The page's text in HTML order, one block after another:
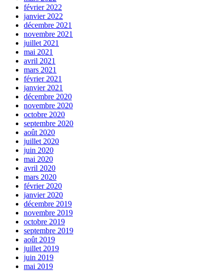
février 2022
janvier 2022
décembre 2021
novembre 2021
juillet 2021
mai 2021
avril 2021
mars 2021
février 2021
janvier 2021
décembre 2020
novembre 2020
octobre 2020
septembre 2020
août 2020
juillet 2020
juin 2020
mai 2020
avril 2020
mars 2020
février 2020
janvier 2020
décembre 2019
novembre 2019
octobre 2019
septembre 2019
août 2019
juillet 2019
juin 2019
mai 2019